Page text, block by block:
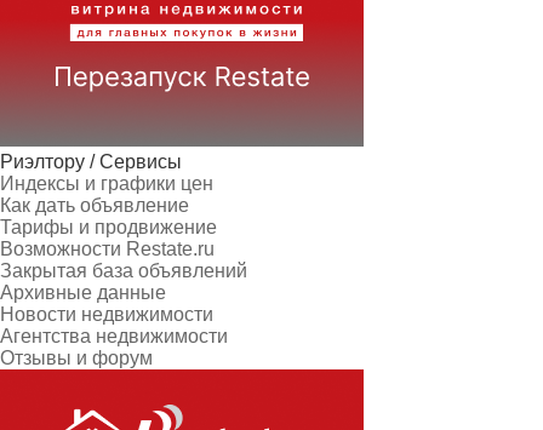
Риэлтору / Сервисы
Индексы и графики цен
Как дать объявление
Тарифы и продвижение
Возможности Restate.ru
Закрытая база объявлений
Архивные данные
Новости недвижимости
Агентства недвижимости
Отзывы и форум